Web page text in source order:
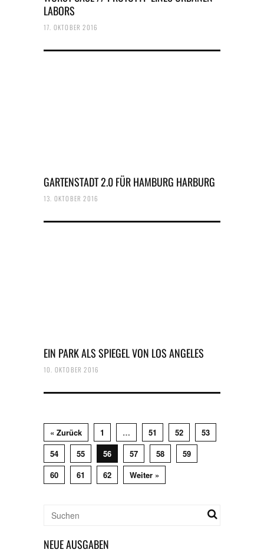
LABORS
17. OKTOBER 2016
GARTENSTADT 2.0 FÜR HAMBURG HARBURG
13. OKTOBER 2016
EIN PARK ALS SPIEGEL VON LOS ANGELES
10. OKTOBER 2016
« Zurück 1 … 51 52
53
54
55 56 57 58
59
60
61 62 Weiter »
NEUE AUSGABEN